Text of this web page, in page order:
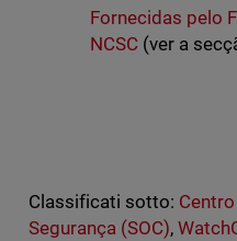
Fornecidas pelo
NCSC (ver a
Classificati sotto:
Segurança (SOC),